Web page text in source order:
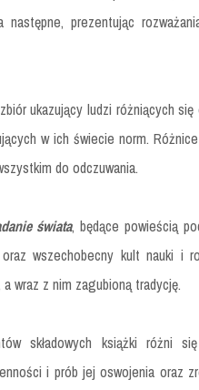
następne, prezentując
ukazujący ludzi różniących
w ich świecie norm.
do odczuwania.
świata, będące powieścią
oraz wszechobecny kult nauki i
wraz z nim zagubioną tradycję.
składowych książki różni
i prób jej oswojenia oraz